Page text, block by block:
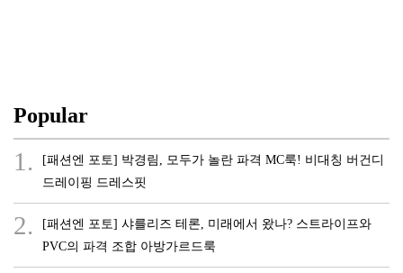
Popular
1.
[패션엔 포토] 박경림, 모두가 놀란 파격 MC룩! 비대칭 버건디
드레이핑 드레스핏
2.
[패션엔 포토] 샤를리즈 테론, 미래에서 왔나? 스트라이프와
PVC의 파격 조합 아방가르드룩